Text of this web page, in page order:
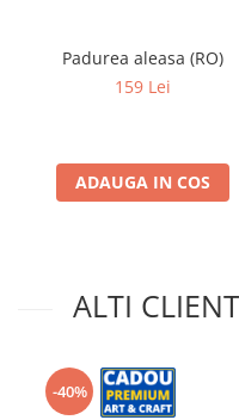
Padurea aleasa (RO)
159 Lei
ADAUGA IN COS
ALTI
-40%